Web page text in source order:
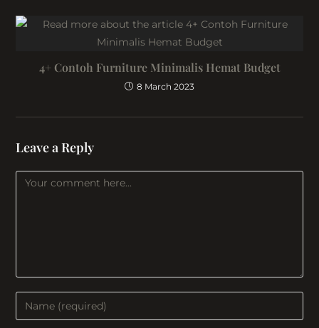
4+ Contoh Furniture Minimalis Hemat Budget
8 March 2023
Leave a Reply
Comment
Enter
your